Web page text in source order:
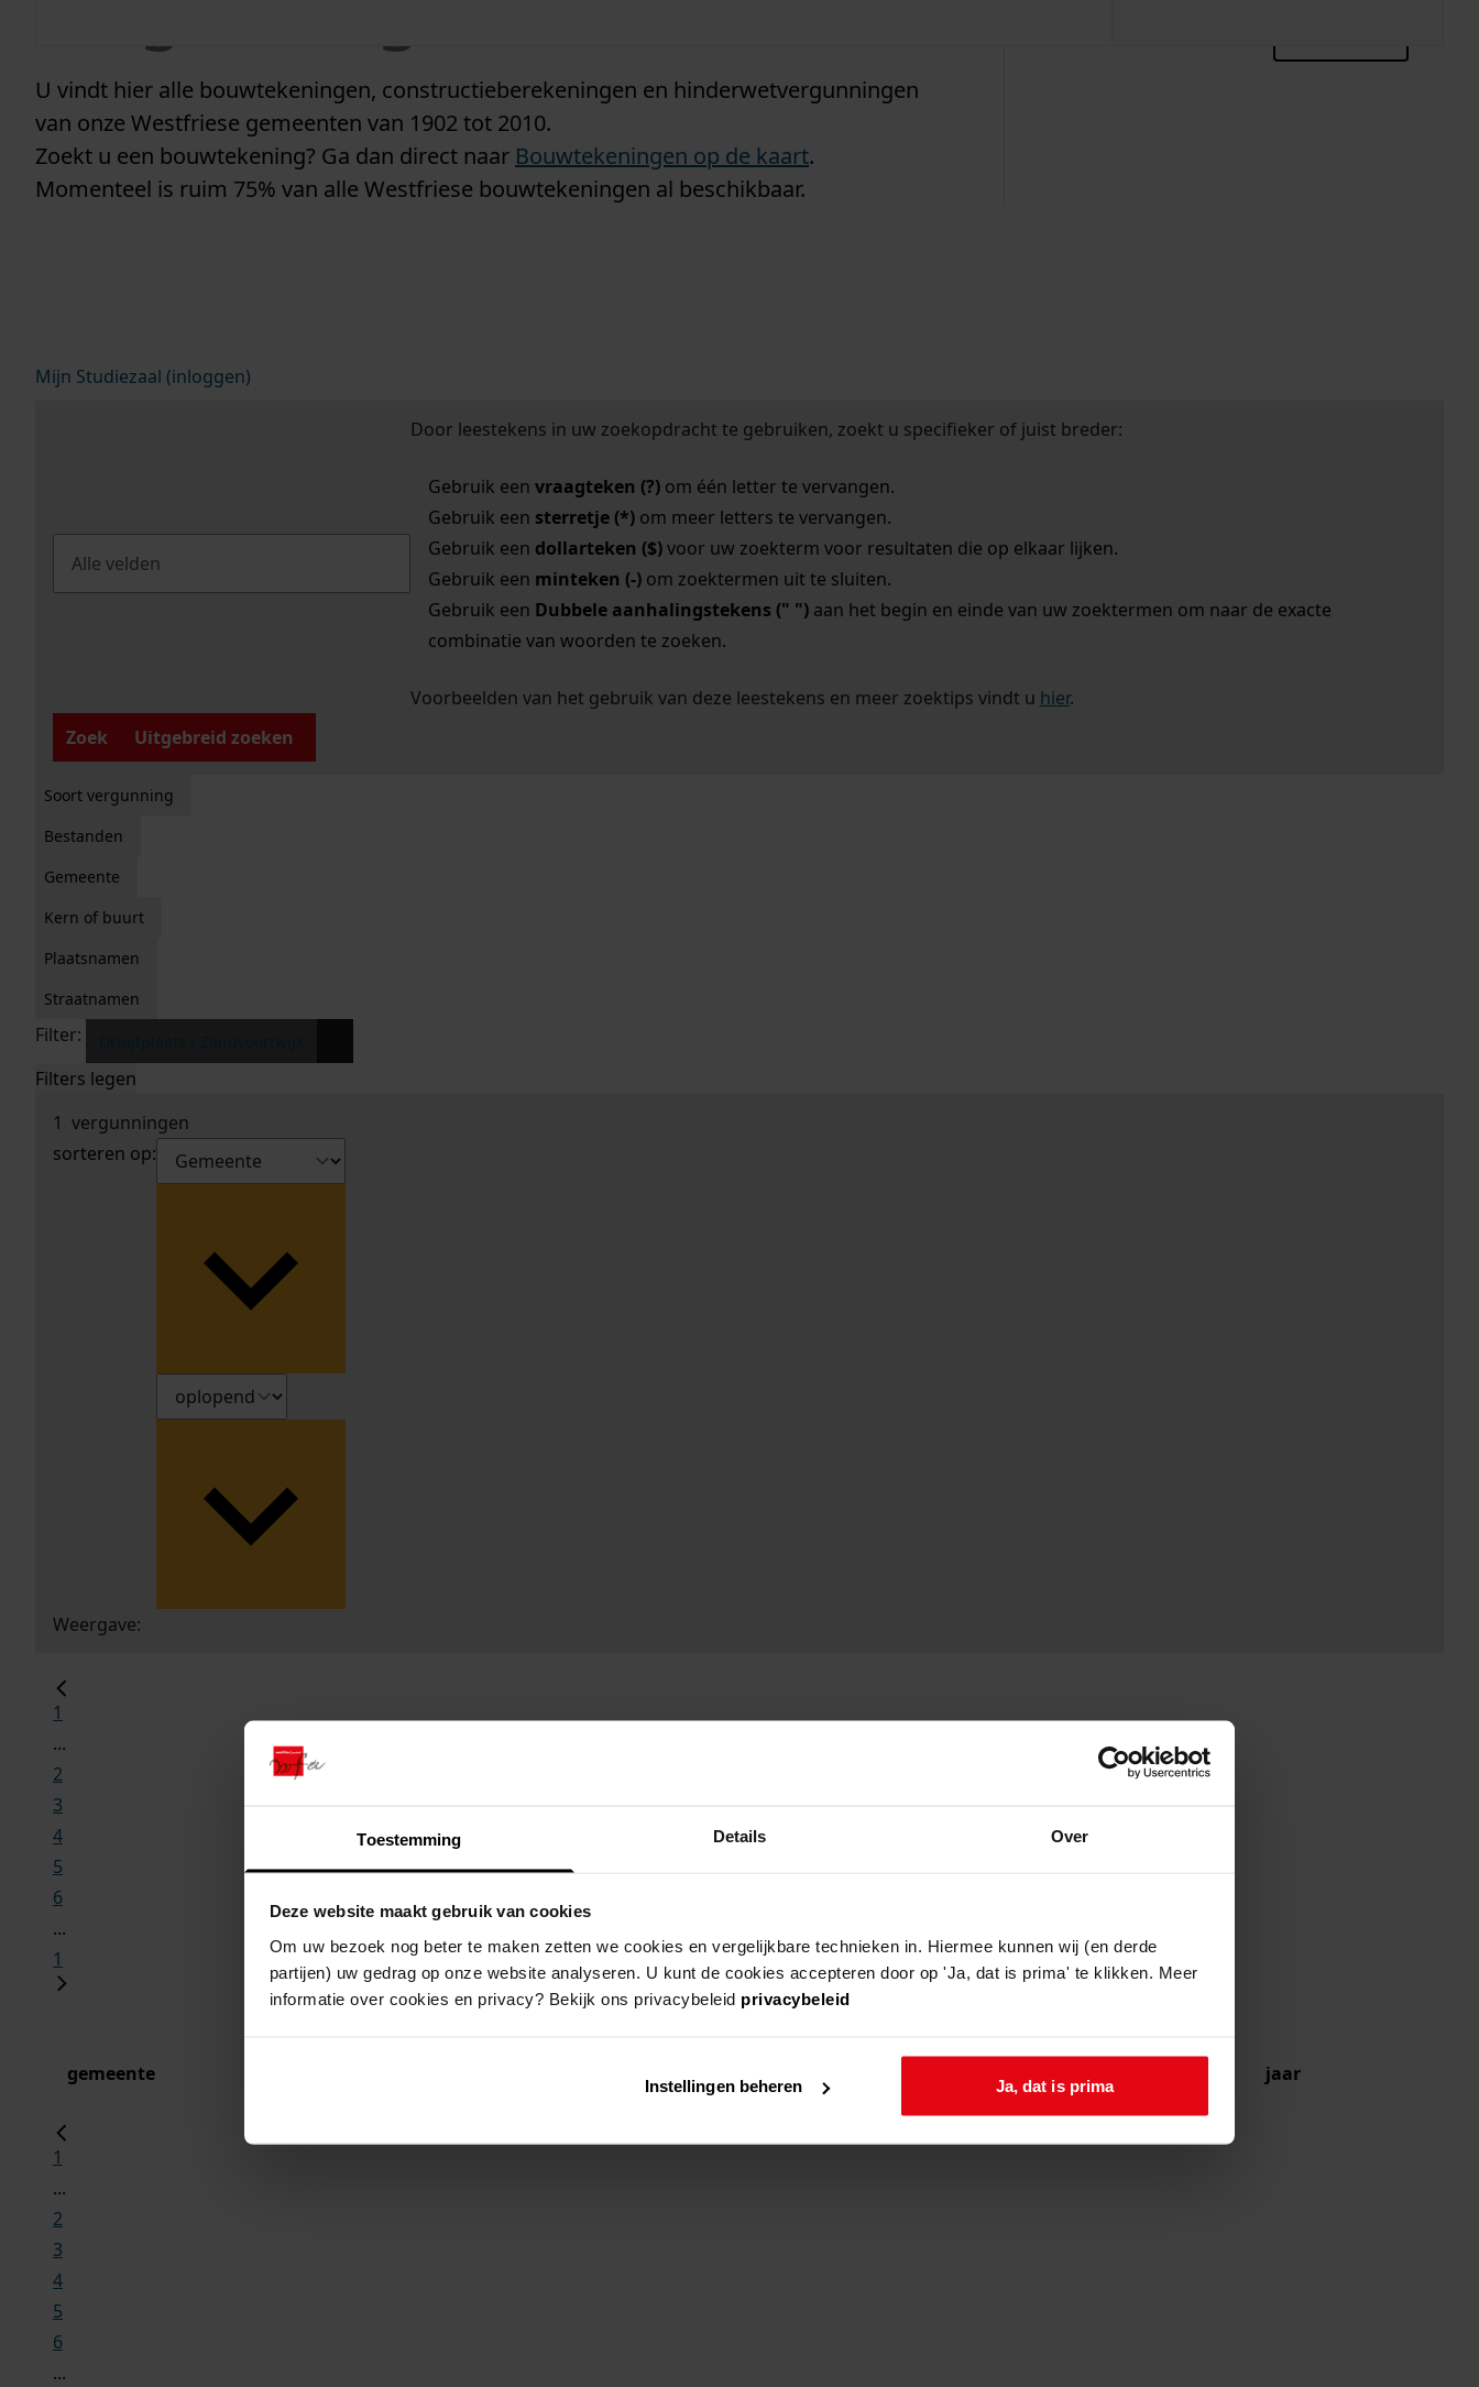
Toestemming Details Over
Deze website maakt gebruik van cookies
Om uw bezoek nog beter te maken zetten we cookies en vergelijkbare technieken in. Hiermee kunnen wij (en derde
partijen) uw gedrag op onze website analyseren. U kunt de cookies accepteren door op 'Ja, dat is prima' te klikken. Meer
informatie over cookies en privacy? Bekijk ons privacybeleid privacybeleid
Instellingen beheren Ja, dat is prima
U vindt hier alle bouwtekeningen, constructieberekeningen en hinderwetvergunningen
van onze Westfriese gemeenten van 1902 tot 2010.
Zoekt u een bouwtekening? Ga dan direct naar Bouwtekeningen op de kaart.
Momenteel is ruim 75% van alle Westfriese bouwtekeningen al beschikbaar.
Mijn Studiezaal (inloggen)
Door leestekens in uw zoekopdracht te gebruiken, zoekt u specifieker of juist breder:
Gebruik een vraagteken (?)om één letter te vervangen.
Gebruik een sterretje (*)om meer letters te vervangen.
Gebruik een dollarteken ($)voor uw zoekterm voor resultaten die op elkaar lijken.
Gebruik een minteken (-)om zoektermen uit te sluiten.
Gebruik een Dubbele aanhalingstekens (" ")aan het begin en einde van uw zoektermen om naar de exacte
combinatie van woorden te zoeken.
Voorbeelden van het gebruik van deze leestekens en meer zoektips vindt u hier.
Zoek
Uitgebreid zoeken
Soort vergunning
Bestanden
Gemeente
Kern of buurt
Plaatsnamen
Straatnamen
Filter:
Filters legen
1 vergunningen
sorteren op:
Weergave:
1
...
2
3
4
5
6
...
1
gemeente jaar
1
...
2
3
4
5
6
...